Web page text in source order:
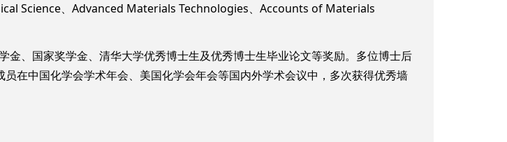
Science、Advanced Materials Technologies、Accounts of Materials
、国家奖学金、清华大学优秀博士生及优秀博士生毕业论文等奖励。多位博士后
在中国化学会学术年会、美国化学会年会等国内外学术会议中，多次获得优秀墙